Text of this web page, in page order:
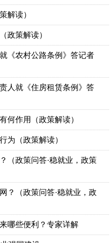
解读）
政策解读）
《农村公路条例》答记者
人就《住房租赁条例》答
何作用（政策解读）
为（政策解读）
（政策问答·稳就业，政策
？（政策问答·稳就业，政
哪些便利？专家详解